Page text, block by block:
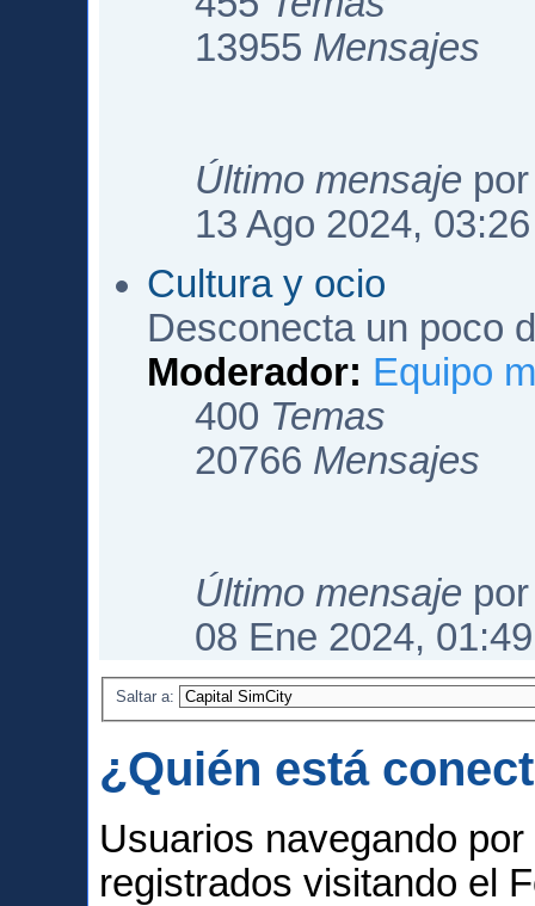
13955 Mensajes
Último mensaje
13 Ago 2024, 03:26
Cultura y ocio
Desconecta un poco
Moderador: Equipo
400 Temas
20766 Mensajes
Último mensaje
08 Ene 2024, 01:49
Saltar a:
¿Quién está
Usuarios navegando
registrados visitando el